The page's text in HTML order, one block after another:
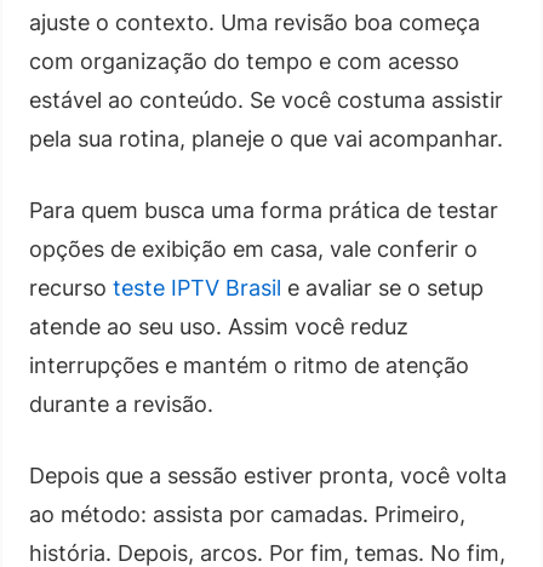
ajuste o contexto. Uma revisão boa começa
com organização do tempo e com acesso
estável ao conteúdo. Se você costuma assistir
pela sua rotina, planeje o que vai acompanhar.
Para quem busca uma forma prática de testar
opções de exibição em casa, vale conferir o
recurso teste IPTV Brasil e avaliar se o setup
atende ao seu uso. Assim você reduz
interrupções e mantém o ritmo de atenção
durante a revisão.
Depois que a sessão estiver pronta, você volta
ao método: assista por camadas. Primeiro,
história. Depois, arcos. Por fim, temas. No fim,